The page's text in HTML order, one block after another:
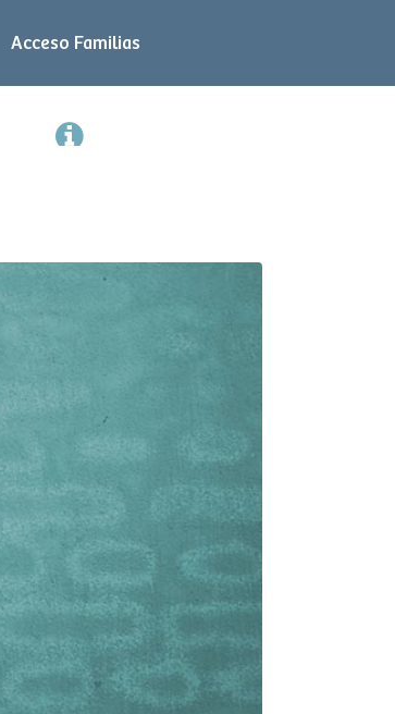
Acceso Familias